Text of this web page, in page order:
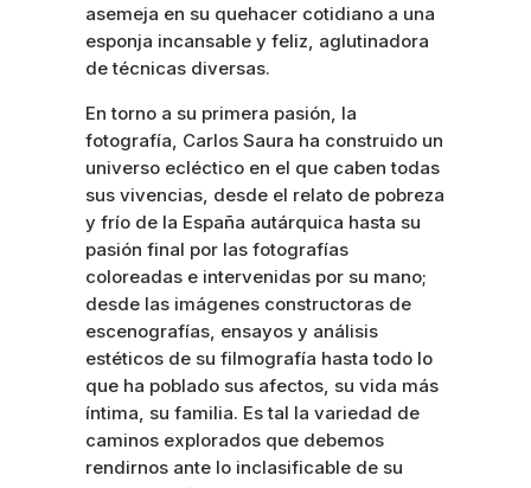
asemeja en su quehacer cotidiano a una
esponja incansable y feliz, aglutinadora
de técnicas diversas.
En torno a su primera pasión, la
fotografía, Carlos Saura ha construido un
universo ecléctico en el que caben todas
sus vivencias, desde el relato de pobreza
y frío de la España autárquica hasta su
pasión final por las fotografías
coloreadas e intervenidas por su mano;
desde las imágenes constructoras de
escenografías, ensayos y análisis
estéticos de su filmografía hasta todo lo
que ha poblado sus afectos, su vida más
íntima, su familia. Es tal la variedad de
caminos explorados que debemos
rendirnos ante lo inclasificable de su